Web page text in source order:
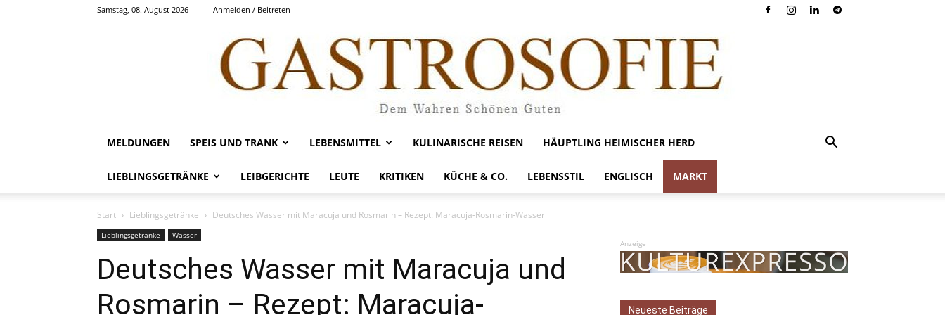
Samstag, 08. August 2026 Anmelden / Beitreten
Gastrosofie
MELDUNGEN SPEIS UND TRANK LEBENSMITTEL KULINARISCHE REISEN HÄUPTLING HEIMISCHER HERD
LIEBLINGSGETRÄNKE LEIBGERICHTE LEUTE KRITIKEN KÜCHE & CO. LEBENSSTIL ENGLISCH MARKT
Start Lieblingsgetränke Deutsches Wasser mit Maracuja und Rosmarin – Rezept: Maracuja-Rosmarin-Wasser
Lieblingsgetränke Wasser
Deutsches Wasser mit Maracuja und
Rosmarin – Rezept: Maracuja-
Anzeige
Neueste Beiträge